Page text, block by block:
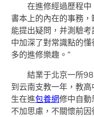
在進修經過歷程
書本上的內在的事務
能提出疑問，并測驗
中加深了對常識點的
多的進修樂趣。”
結業于北京一所
到云南支教一年，教
生在進包養網修中自動
不加思慮，不關懷前因